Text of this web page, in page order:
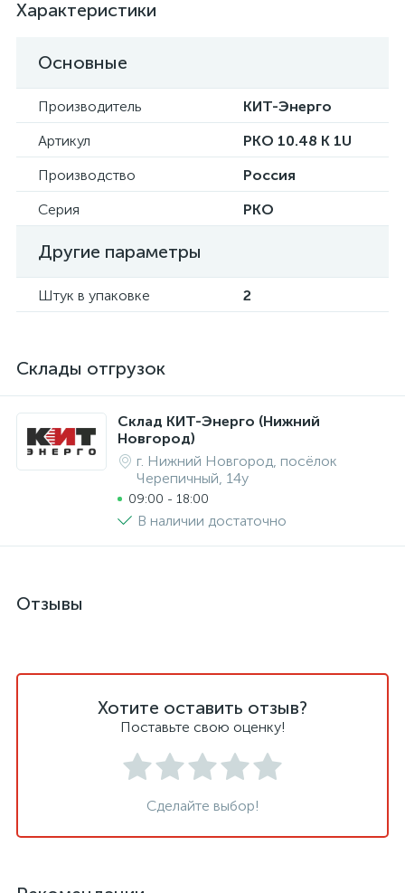
Характеристики
Основные
Производитель
КИТ-Энерго
Артикул
PKO 10.48 K 1U
Производство
Россия
Серия
PKO
Другие параметры
Штук в упаковке 2
Склады отгрузок
Склад КИТ-Энерго (Нижний
Новгород)
г. Нижний Новгород, посёлок
Черепичный, 14у
09:00 - 18:00
В наличии достаточно
Отзывы
Хотите оставить отзыв?
Поставьте свою оценку!
Сделайте выбор!